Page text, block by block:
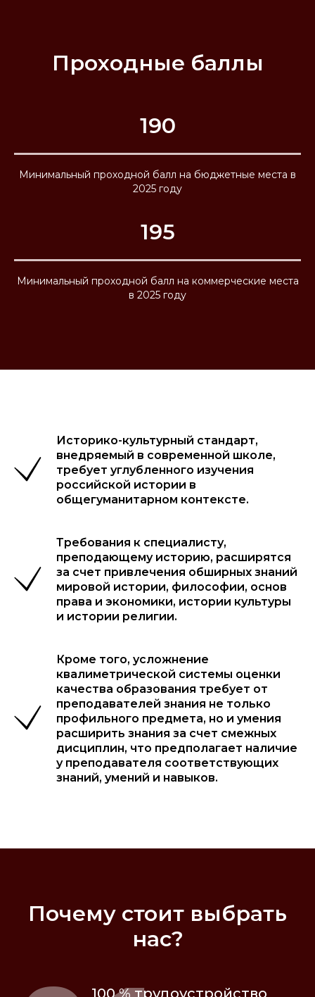
Проходные баллы
190
Минимальный проходной балл на бюджетные места в
2025 году
195
Минимальный проходной балл на коммерческие места
в 2025 году
Историко-культурный стандарт,
внедряемый в современной школе,
требует углубленного изучения
российской истории в
общегуманитарном контексте.
Требования к специалисту,
преподающему историю, расширятся
за счет привлечения обширных знаний
мировой истории, философии, основ
права и экономики, истории культуры
и истории религии.
Кроме того, усложнение
квалиметрической системы оценки
качества образования требует от
преподавателей знания не только
профильного предмета, но и умения
расширить знания за счет смежных
дисциплин, что предполагает наличие
у преподавателя соответствующих
знаний, умений и навыков.
Почему стоит выбрать
нас?
100 % трудоустройство